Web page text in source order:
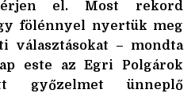
el. Most rekord
fölénnyel nyertük meg
választásokat – mondta
este az Egri Polgárok
győzelmet ünneplő